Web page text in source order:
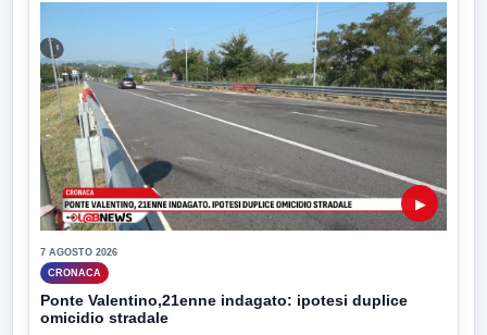
▶
7 AGOSTO 2026
CRONACA
Ponte Valentino,21enne indagato: ipotesi duplice
omicidio stradale